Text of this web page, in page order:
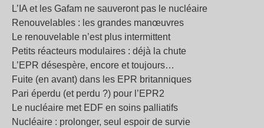
L’IA et les Gafam ne sauveront pas le nucléaire
Renouvelables : les grandes manœuvres
Le renouvelable n’est plus intermittent
Petits réacteurs modulaires : déjà la chute
L’EPR désespère, encore et toujours…
Fuite (en avant) dans les EPR britanniques
Pari éperdu (et perdu ?) pour l’EPR2
Le nucléaire met EDF en soins palliatifs
Nucléaire : prolonger, seul espoir de survie